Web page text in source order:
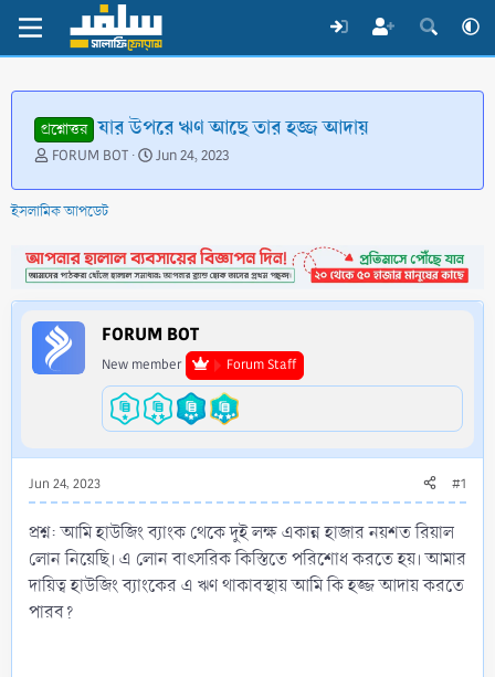
প্রশ্নোত্তর যার উপরে ঋণ আছে তার হজ্জ আদায়
T
r
e
d
s
t
a
r
t
FORUM BOT
S
a
d
a
t
e
Jun 24, 2023
ইসলামিক আপডেট
FORUM BOT
New member Forum Staff
Jun 24, 2023 #1
প্রশ্ন: আমি হাউজিং ব্যাংক থেকে দুই লক্ষ একান্ন হাজার নয়শত রিয়াল
লোন নিয়েছি। এ লোন বাৎসরিক কিস্তিতে পরিশোধ করতে হয়। আমার
দায়িত্ব হাউজিং ব্যাংকের এ ঋণ থাকাবস্থায় আমি কি হজ্জ আদায় করতে
পারব?